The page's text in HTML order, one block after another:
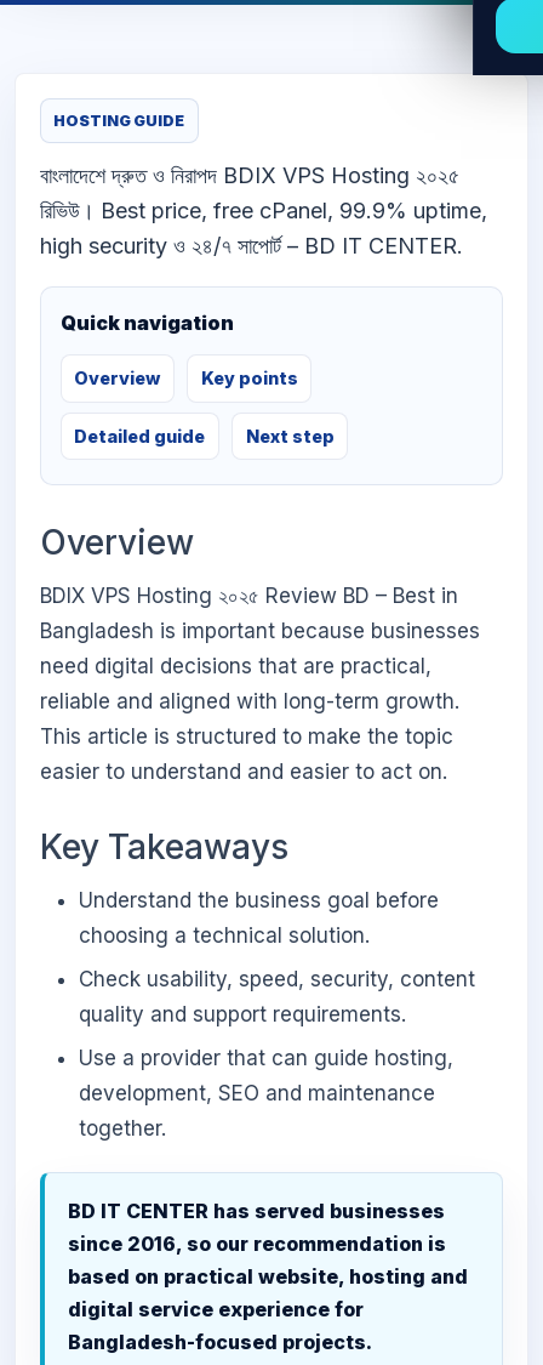
HOSTING GUIDE
বাংলাদেশে দ্রুত ও নিরাপদ BDIX VPS Hosting ২০২৫
রিভিউ। Best price, free cPanel, 99.9% uptime,
high security ও ২৪/৭ সাপোর্ট – BD IT CENTER.
Quick navigation
Overview Key points
Detailed guide Next step
Overview
BDIX VPS Hosting ২০২৫ Review BD – Best in
Bangladesh is important because businesses
need digital decisions that are practical,
reliable and aligned with long-term growth.
This article is structured to make the topic
easier to understand and easier to act on.
Key Takeaways
Understand the business goal before
choosing a technical solution.
Check usability, speed, security, content
quality and support requirements.
Use a provider that can guide hosting,
development, SEO and maintenance
together.
BD IT CENTER has served businesses
since 2016, so our recommendation is
based on practical website, hosting and
digital service experience for
Bangladesh-focused projects.